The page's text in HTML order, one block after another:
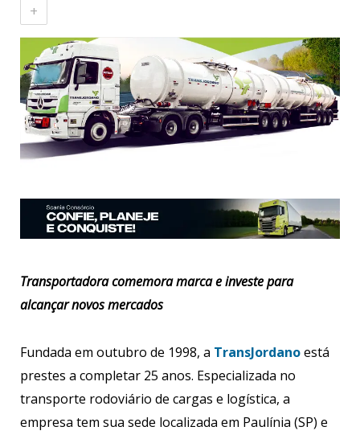
+
Transportadora comemora marca e investe para
alcançar novos mercados
Fundada em outubro de 1998, a TransJordanoestá
prestes a completar 25 anos. Especializada no
transporte rodoviário de cargas e logística, a
empresa tem sua sede localizada em Paulínia (SP) e